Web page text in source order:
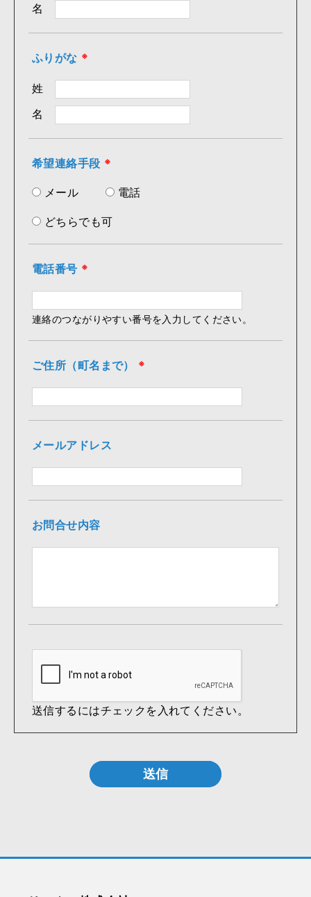
名
ふりがな ※
姓
名
希望連絡手段 ※
メール 電話
どちらでも可
電話番号 ※
連絡のつながりやすい番号を入力してください。
ご住所（町名まで） ※
メールアドレス
お問合せ内容
送信するにはチェックを入れてください。
送信